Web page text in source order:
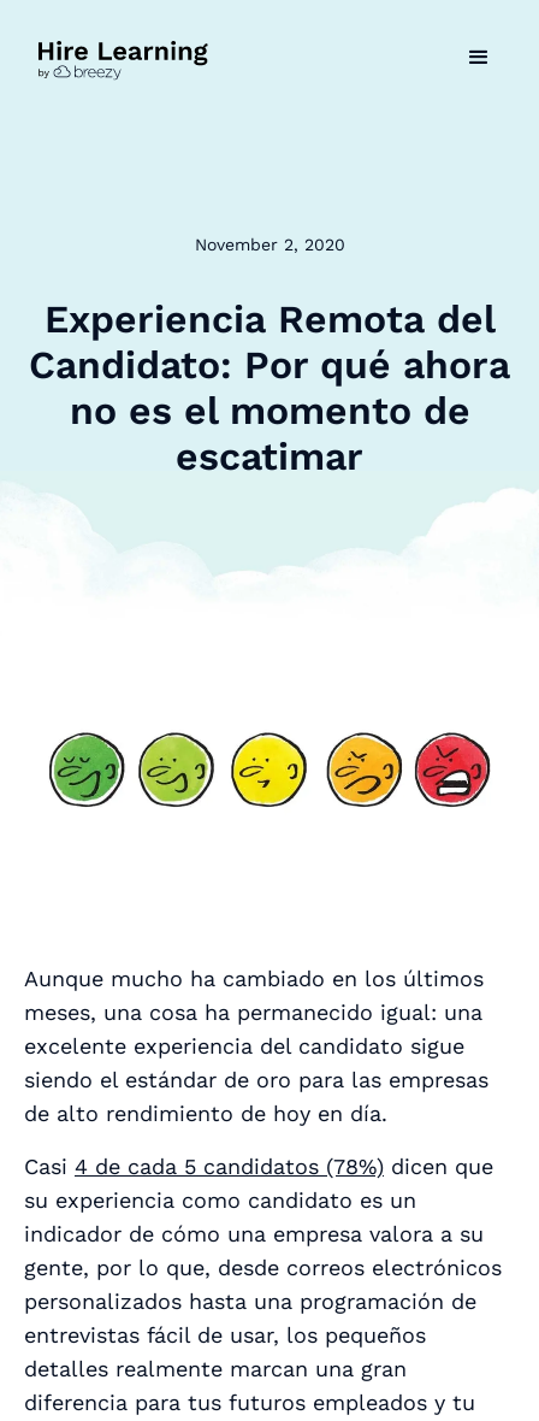
November 2, 2020
Experiencia Remota del
Candidato: Por qué ahora
no es el momento de
escatimar
Aunque mucho ha cambiado en los últimos
meses, una cosa ha permanecido igual: una
excelente experiencia del candidato sigue
siendo el estándar de oro para las empresas
de alto rendimiento de hoy en día.
Casi 4 de cada 5 candidatos (78%) dicen que
su experiencia como candidato es un
indicador de cómo una empresa valora a su
gente, por lo que, desde correos electrónicos
personalizados hasta una programación de
entrevistas fácil de usar, los pequeños
detalles realmente marcan una gran
diferencia para tus futuros empleados y tu